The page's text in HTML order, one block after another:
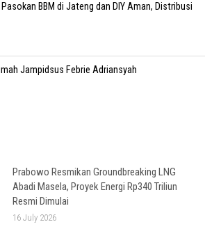
BBM di Jateng dan DIY Aman, Distribusi
Jampidsus Febrie Adriansyah
Prabowo Resmikan Groundbreaking LNG
Abadi Masela, Proyek Energi Rp340 Triliun
Resmi Dimulai
16 July 2026